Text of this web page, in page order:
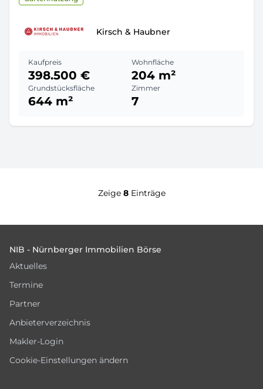
Kirsch & Haubner
Kaufpreis
398.500 €
Wohnfläche
204 m²
Grundstücksfläche
644 m²
Zimmer
7
Zeige 8Einträge
NIB - Nürnberger Immobilien Börse
Aktuelles
Termine
Partner
Anbieterverzeichnis
Makler-Login
Cookie-Einstellungen ändern